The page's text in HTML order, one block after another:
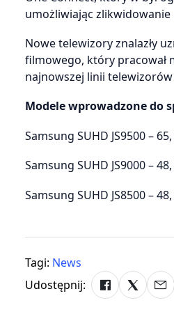
umożliwiając
Nowe telewizory znalazły
filmowego, który pracował
najnowszej linii telewizorów
Modele wprowadzone do
Samsung SUHD JS9500 –
Samsung SUHD JS9000 –
Samsung SUHD JS8500 –
Tagi: News
Udostępnij: